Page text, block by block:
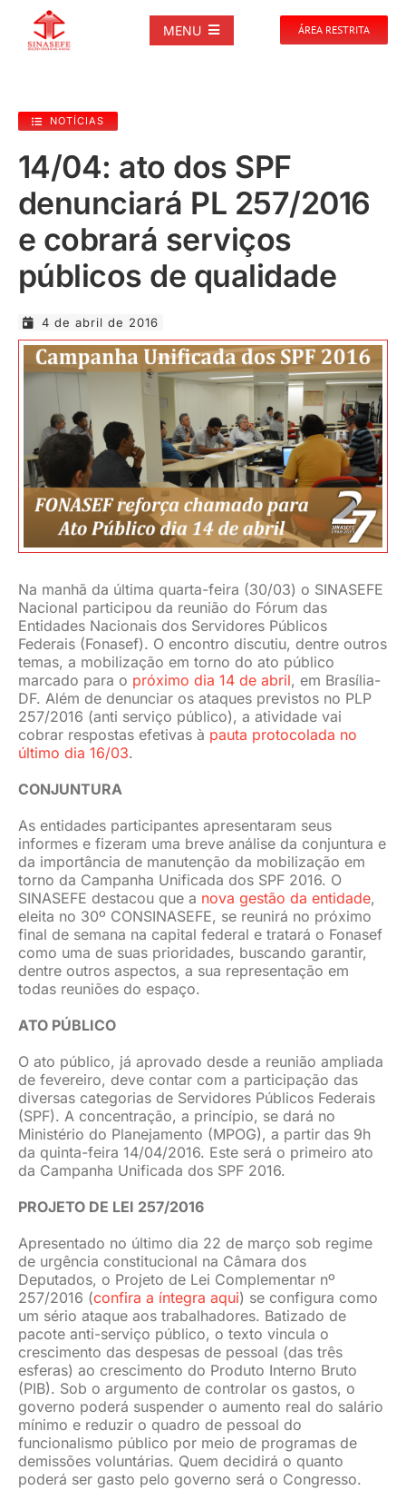
MENU
NOTÍCIAS
PUBLICAÇÕES
DOCUMENTOS
GALERIAS
EVENTOS
JURÍDICO
CLUBE
CONTATO
ÁREA RESTRITA
NOTÍCIAS
14/04: ato dos SPF
denunciará PL 257/2016
e cobrará serviços
públicos de qualidade
4 de abril de 2016
Na manhã da última quarta-feira (30/03) o SINASEFE
Nacional participou da reunião do Fórum das
Entidades Nacionais dos Servidores Públicos
Federais (Fonasef). O encontro discutiu, dentre outros
temas, a mobilização em torno do ato público
marcado para o próximo dia 14 de abril, em Brasília-
DF. Além de denunciar os ataques previstos no PLP
257/2016 (anti serviço público), a atividade vai
cobrar respostas efetivas à pauta protocolada no
último dia 16/03.
CONJUNTURA
As entidades participantes apresentaram seus
informes e fizeram uma breve análise da conjuntura e
da importância de manutenção da mobilização em
torno da Campanha Unificada dos SPF 2016. O
SINASEFE destacou que a nova gestão da entidade,
eleita no 30º CONSINASEFE, se reunirá no próximo
final de semana na capital federal e tratará o Fonasef
como uma de suas prioridades, buscando garantir,
dentre outros aspectos, a sua representação em
todas reuniões do espaço.
ATO PÚBLICO
O ato público, já aprovado desde a reunião ampliada
de fevereiro, deve contar com a participação das
diversas categorias de Servidores Públicos Federais
(SPF). A concentração, a princípio, se dará no
Ministério do Planejamento (MPOG), a partir das 9h
da quinta-feira 14/04/2016. Este será o primeiro ato
da Campanha Unificada dos SPF 2016.
PROJETO DE LEI 257/2016
Apresentado no último dia 22 de março sob regime
de urgência constitucional na Câmara dos
Deputados, o Projeto de Lei Complementar nº
257/2016 (confira a íntegra aqui) se configura como
um sério ataque aos trabalhadores. Batizado de
pacote anti-serviço público, o texto vincula o
crescimento das despesas de pessoal (das três
esferas) ao crescimento do Produto Interno Bruto
(PIB). Sob o argumento de controlar os gastos, o
governo poderá suspender o aumento real do salário
mínimo e reduzir o quadro de pessoal do
funcionalismo público por meio de programas de
demissões voluntárias. Quem decidirá o quanto
poderá ser gasto pelo governo será o Congresso.